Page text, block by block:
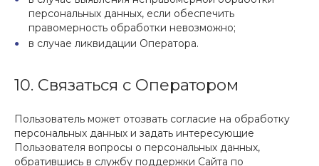
персональных данных, если обеспечить
правомерность обработки невозможно;
в случае ликвидации Оператора.
10. Связаться с Оператором
Пользователь может отозвать согласие на обработку
персональных данных и задать интересующие
Пользователя вопросы о персональных данных,
обратившись в службу поддержки Сайта по